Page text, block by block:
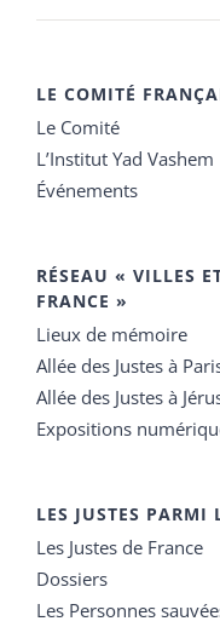
LE COMITÉ
Le Comité
L’Institut Yad Vashem
Événements
RÉSEAU « VILLES
FRANCE »
Lieux de mémoire
Allée des Justes à
Allée des Justes à
Expositions
LES JUSTES PARMI
Les Justes de France
Dossiers
Les Personnes